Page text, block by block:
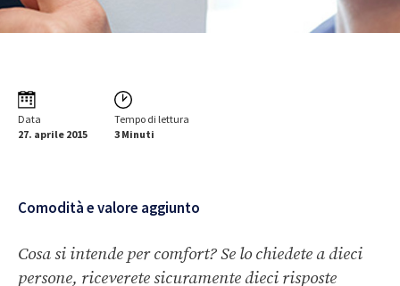
Data
27. aprile 2015
Tempo di lettura
3 Minuti
Comodità e valore aggiunto
Cosa si intende per comfort? Se lo chiedete a dieci
persone, riceverete sicuramente dieci risposte